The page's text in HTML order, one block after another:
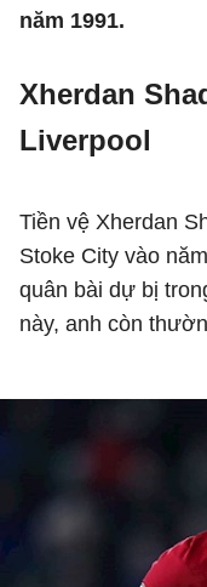
năm 1991.
Xherdan
Liverpool
Tiền vệ Xherdan
Stoke City vào
quân bài dự bị
này, anh còn